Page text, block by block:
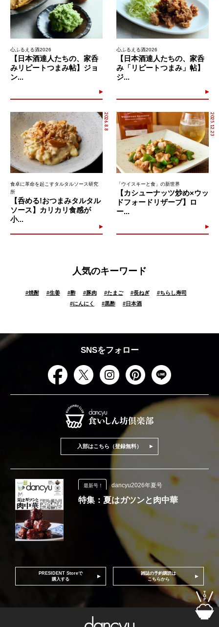
心ふるえる酒2026
【日本酒達人たちの、家呑
みリピートつまみ帖】ジョ
ン...
心ふるえる酒2026
【日本酒達人たちの、家呑
み「リピートつまみ」帖】
ジ...
2026.8.8
食卓に革命を起こすタルタルソース研究
所
【呑める!おつまみタルタル
ソース】カリカリ食感が
小...
2025.12.23
「ウイスキーと食」の新世界
【カシューナッツ炒め×ウッ
ドフォードリザーブ】ロ
ー...
人気のキーワード
#焼酎 #生姜 #酢 #豚肉 #たまご #長ねぎ #ちらし寿司
#にんにく #黒酢 # 日本酒
SNSをフォロー
入部はこちら（登録無料）
最新号！ dancyu2026年夏号
特集：夏はガツンと肉中華
PRESIDENT Storeで
購入する
雑誌の予約購読は
こちらから